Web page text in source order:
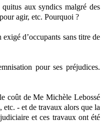
aux syndics malgré des
agir, etc. Pourquoi ?
d’occupants sans titre de
pour ses préjudices.
coût de Me Michèle Lebossé
etc. - et de travaux alors que la
et ces travaux ont été